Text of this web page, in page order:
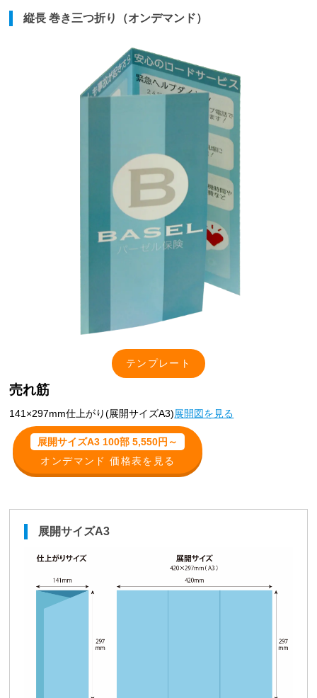
縦長 巻き三つ折り（オンデマンド）
テンプレート
売れ筋
141×297mm仕上がり(展開サイズA3)展開図を見る
展開サイズA3 100部 5,550円～
オンデマンド 価格表を見る
展開サイズA3